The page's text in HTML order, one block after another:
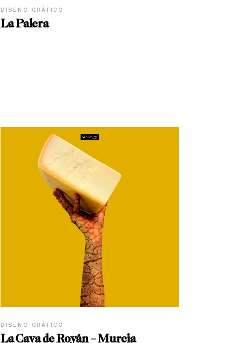
DISEÑO GRÁFICO
La Palera
DISEÑO GRÁFICO
La Cava de Royán – Murcia